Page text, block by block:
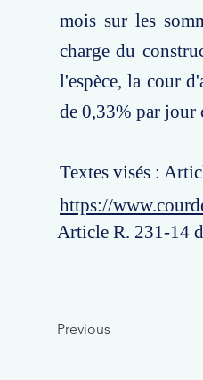
mois sur les
charge du
l'espèce, la cour
de 0,33% par jour
Textes visés :
https://
Article R. 231-14
Previous